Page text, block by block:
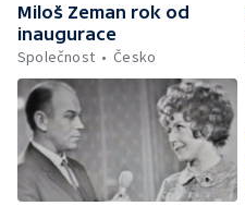
Miloš Zeman rok od
inaugurace
Společnost
Česko